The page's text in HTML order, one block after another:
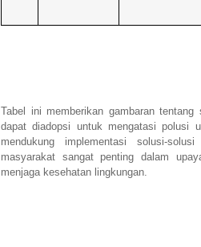
Tabel ini memberikan gambaran
dapat diadopsi untuk mengatasi polusi
mendukung implementasi solusi-
masyarakat sangat penting dalam
menjaga kesehatan lingkungan.